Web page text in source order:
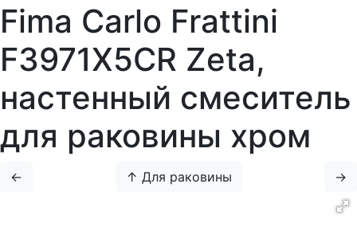
Fima Carlo Frattini
F3971X5CR Zeta,
настенный смеситель
для раковины хром
← ↑ Для раковины →